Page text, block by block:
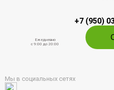
+7 (950)
Ежедневно
c 9:00 до 20:00
Мы в социальных сетях